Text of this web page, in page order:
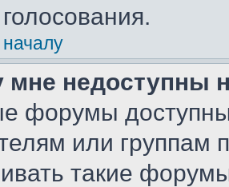
мне недоступны
форумы
или группам
такие